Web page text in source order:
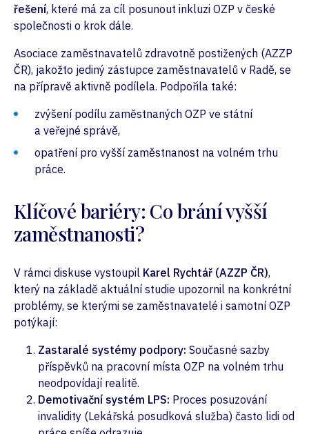
řešení, které má za cíl posunout inkluzi OZP v české
společnosti o krok dále.
Asociace zaměstnavatelů zdravotně postižených (AZZP
ČR), jakožto jediný zástupce zaměstnavatelů v Radě, se
na přípravě aktivně podílela. Podpořila také:
zvýšení podílu zaměstnaných OZP ve státní
a veřejné správě,
opatření pro vyšší zaměstnanost na volném trhu
práce.
Klíčové bariéry: Co brání vyšší
zaměstnanosti?
V rámci diskuse vystoupil Karel Rychtář (AZZP ČR),
který na základě aktuální studie upozornil na konkrétní
problémy, se kterými se zaměstnavatelé i samotní OZP
potýkají:
Zastaralé systémy podpory: Současné sazby
příspěvků na pracovní místa OZP na volném trhu
neodpovídají realitě.
Demotivační systém LPS: Proces posuzování
invalidity (Lekářská posudková služba) často lidi od